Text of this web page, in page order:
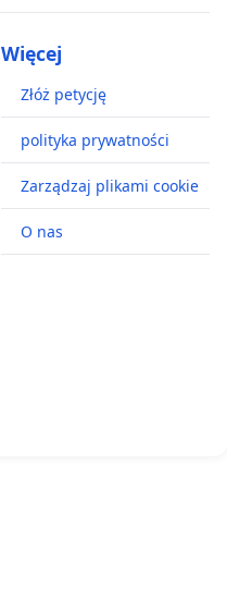
Więcej
Złóż petycję
polityka prywatności
Zarządzaj plikami cookie
O nas